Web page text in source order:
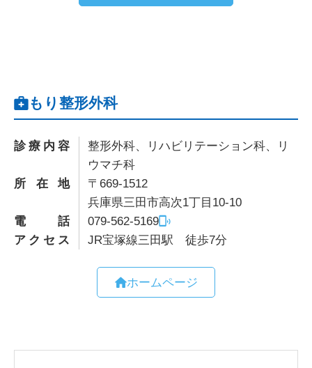
もり整形外科
診療内容
整形外科、リハビリテーション科、リ
ウマチ科
所在地
〒669-1512
兵庫県三田市高次1丁目10-10
電話
079-562-5169
アクセス
JR宝塚線三田駅 徒歩7分
ホームページ